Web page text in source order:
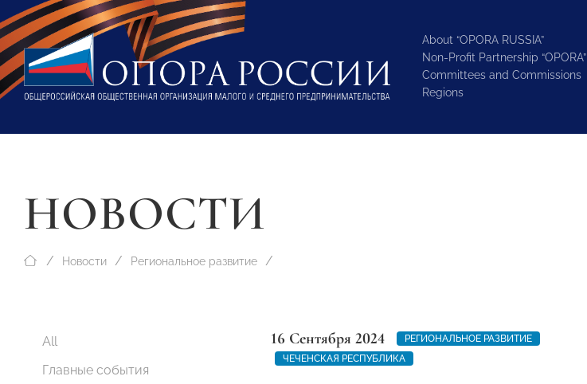
About “OPORA RUSSIA”
Non-Profit Partnership “OPORA”
Committees and Commissions
Regions
НОВОСТИ
Новости Региональное развитие
All
Главные события
16 Сентября 2024
РЕГИОНАЛЬНОЕ РАЗВИТИЕ
ЧЕЧЕНСКАЯ РЕСПУБЛИКА